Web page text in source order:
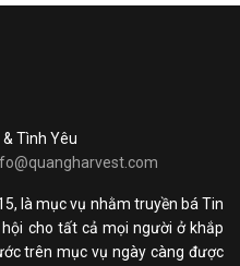
& Tình Yêu
là mục vụ nhằm truyền bá Tin
cho tất cả mọi người ở khắp
trên mục vụ ngày càng được